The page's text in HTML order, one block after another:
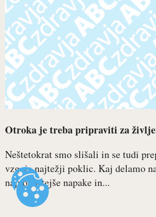
Otroka je treba pripraviti za
Neštetokrat smo slišali in se tudi
vzgoja najtežji poklic. Kaj delamo
najpogostejše napake in...